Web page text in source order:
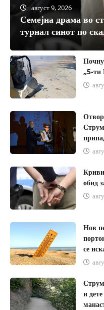
август 9, 2026
Семејна драма во
турнал синот по
„5-ти
обид
Нов
се
и